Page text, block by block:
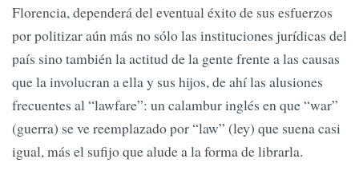
Florencia, dependerá del eventual éxito de sus esfuerzos
por politizar aún más no sólo las instituciones jurídicas del
país sino también la actitud de la gente frente a las causas
que la involucran a ella y sus hijos, de ahí las alusiones
frecuentes al “lawfare”: un calambur inglés en que “war”
(guerra) se ve reemplazado por “law” (ley) que suena casi
igual, más el sufijo que alude a la forma de librarla.